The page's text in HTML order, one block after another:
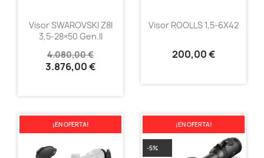
Visor SWAROVSKI Z8I
3,5-28×50 Gen.II
4.080,00 €
3.876,00 €
Visor ROOLLS 1,5-6X42
200,00 €
¡EN OFERTA! ¡EN OFERTA!
-5%